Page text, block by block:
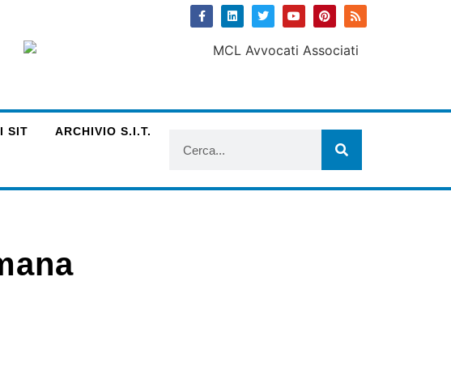
SIT ARCHIVIO S.I.T.